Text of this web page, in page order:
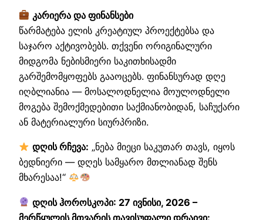
კარიერა და ფინანსები
წარმატება ელის კრეატიულ პროექტებსა და
საჯარო აქტივობებს. თქვენი ორიგინალური
მიდგომა ნებისმიერი საკითხისადმი
გარშემომყოფებს გააოცებს. ფინანსურად დღე
იღბლიანია — მოსალოდნელია მოულოდნელი
მოგება შემოქმედებითი საქმიანობიდან, საჩუქარი
ან მატერიალური სიურპრიზი.
დღის რჩევა: „ნება მიეცი საკუთარ თავს, იყოს
ბედნიერი — დღეს სამყარო მთლიანად შენს
მხარესაა!“
დღის ჰოროსკოპი: 27 ივნისი, 2026 –
მერწყულის მთვარის თავისუფალი დრაივი: